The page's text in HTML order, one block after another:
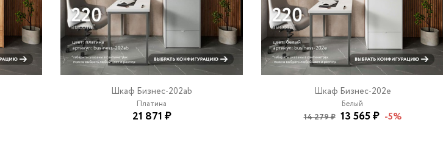
Шкаф Бизнес-202ab
Платина
21 871 ₽
Шкаф Бизнес-202e
Белый
14 279 ₽ 13 565 ₽ -5%